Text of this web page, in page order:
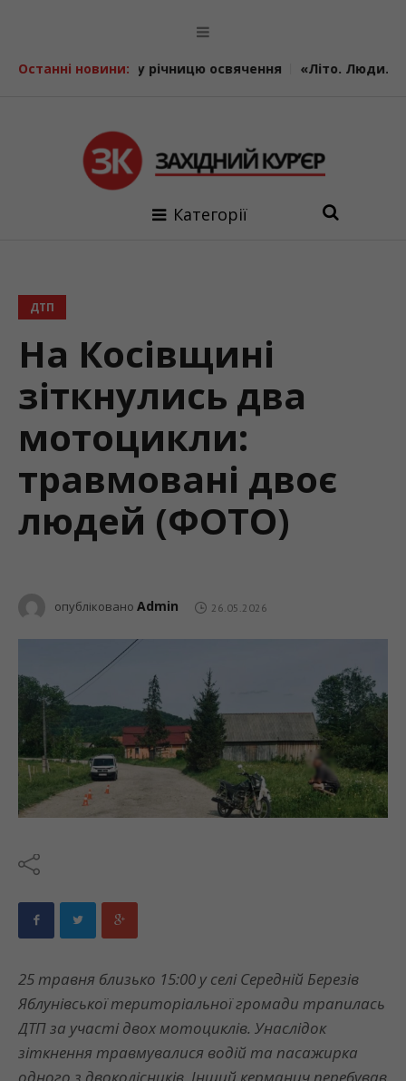
Останні новини:
річницю освячення «Літо. Люди. Сила»: втретє у
Категорії
ДТП
На Косівщині
зіткнулись два
мотоцикли:
травмовані двоє
людей (ФОТО)
опубліковано Admin 26.05.2026
25 травня близько 15:00 у селі Середній Березів
Яблунівської територіальної громади трапилась
ДТП за участі двох мотоциклів. Унаслідок
зіткнення травмувалися водій та пасажирка